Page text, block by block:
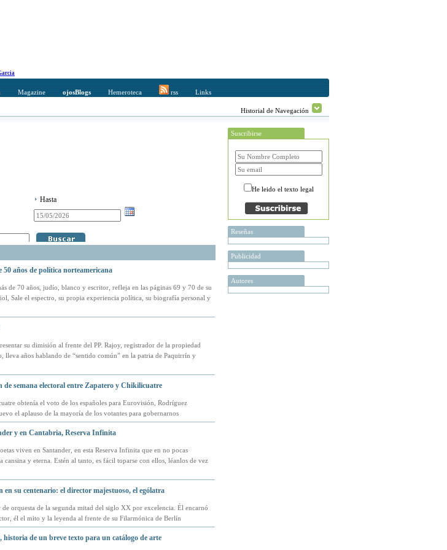
Magazine ojosBlogs Hemeroteca rss Links
Historial de Navegación
Hasta
años de política norteamericana
de 70 años, judío, blanco y escritor, refleja en las páginas 69 y 70 de su
Sale el espectro, su propia experiencia política, su biografía personal y
su dimisión al frente del PP. Rajoy, registrador de la propiedad
lleva años hablando de “sentido común” en la patria de Paquirrín y
de semana electoral entre Zapatero y Chikilicuatre
obtenía el voto de los españoles para Eurovisión, Rodríguez
el aplauso de la mayoría de los votantes para gobernarnos
y en Cantabria, Reserva Infinita
viven en Santander, en esta Reserva Infinita que en no pocas
cansina y eterna. Estén al tanto, es fácil toparse con ellos, léanlos de vez
su centenario: el director majestuoso, el ególatra
orquesta de la segunda mitad del siglo XX por excelencia. Él encarnó
él el mito y la leyenda al frente de su Filarmónica de Berlín
, historia de un breve texto para un catálogo de arte
Suscribirse
He leido el texto legal
Reseñas
Publicidad
Autores